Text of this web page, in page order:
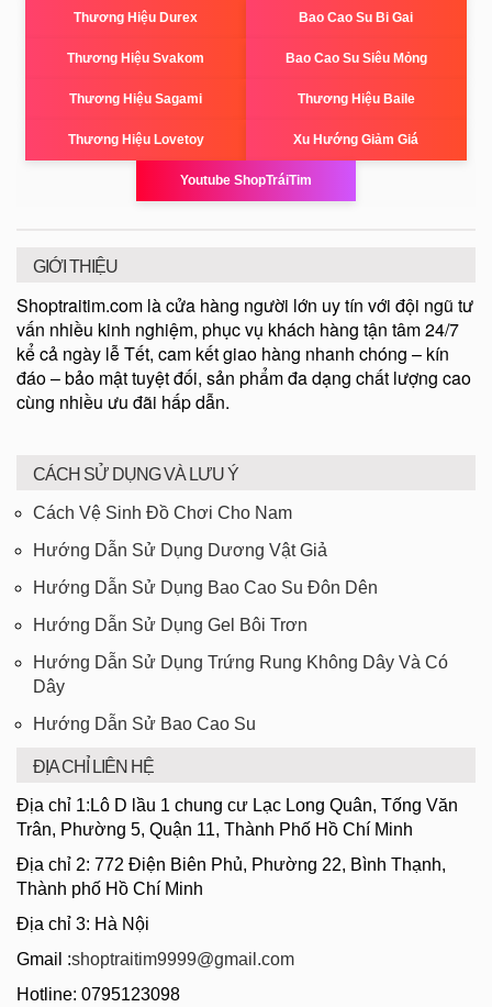
Thương Hiệu Durex Bao Cao Su Bi Gai
Thương Hiệu Svakom Bao Cao Su Siêu Mỏng
Thương Hiệu Sagami Thương Hiệu Baile
Thương Hiệu Lovetoy Xu Hướng Giảm Giá
Youtube ShopTráiTim
GIỚI THIỆU
Shoptraitim.com là cửa hàng người lớn uy tín với đội ngũ tư
vấn nhiều kinh nghiệm, phục vụ khách hàng tận tâm 24/7
kể cả ngày lễ Tết, cam kết giao hàng nhanh chóng – kín
đáo – bảo mật tuyệt đối, sản phẩm đa dạng chất lượng cao
cùng nhiều ưu đãi hấp dẫn.
CÁCH SỬ DỤNG VÀ LƯU Ý
Cách Vệ Sinh Đồ Chơi Cho Nam
Hướng Dẫn Sử Dụng Dương Vật Giả
Hướng Dẫn Sử Dụng Bao Cao Su Đôn Dên
Hướng Dẫn Sử Dụng Gel Bôi Trơn
Hướng Dẫn Sử Dụng Trứng Rung Không Dây Và Có
Dây
Hướng Dẫn Sử Bao Cao Su
ĐỊA CHỈ LIÊN HỆ
Địa chỉ 1:Lô D lầu 1 chung cư Lạc Long Quân, Tống Văn
Trân, Phường 5, Quận 11, Thành Phố Hồ Chí Minh
Địa chỉ 2: 772 Điện Biên Phủ, Phường 22, Bình Thạnh,
Thành phố Hồ Chí Minh
Địa chỉ 3: Hà Nội
Gmail :shoptraitim9999@gmail.com
Hotline: 0795123098